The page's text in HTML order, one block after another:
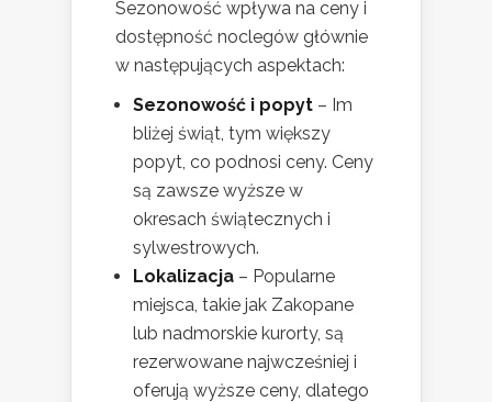
Sezonowość wpływa na ceny i
dostępność noclegów głównie
w następujących aspektach:
Sezonowość i popyt – Im
bliżej świąt, tym większy
popyt, co podnosi ceny. Ceny
są zawsze wyższe w
okresach świątecznych i
sylwestrowych.
Lokalizacja – Popularne
miejsca, takie jak Zakopane
lub nadmorskie kurorty, są
rezerwowane najwcześniej i
oferują wyższe ceny, dlatego